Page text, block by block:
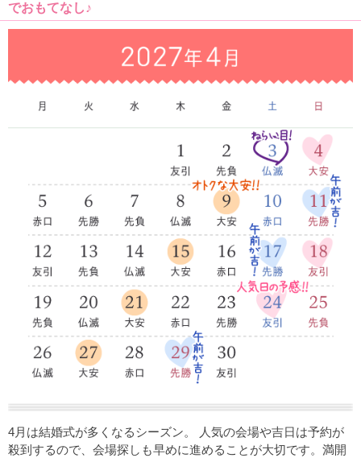
でおもてなし♪
4月は結婚式が多くなるシーズン。 人気の会場や吉日は予約が
殺到するので、会場探しも早めに進めることが大切です。満開